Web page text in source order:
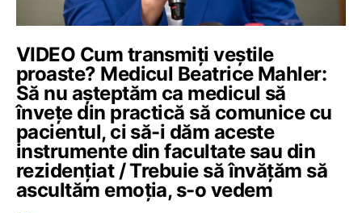
VIDEO Cum transmiți veștile
proaste? Medicul Beatrice Mahler:
Să nu așteptăm ca medicul să
învețe din practică să comunice cu
pacientul, ci să-i dăm aceste
instrumente din facultate sau din
rezidențiat / Trebuie să învățăm să
ascultăm emoția, s-o vedem